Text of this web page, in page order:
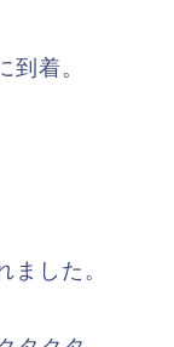
到着。
ました。